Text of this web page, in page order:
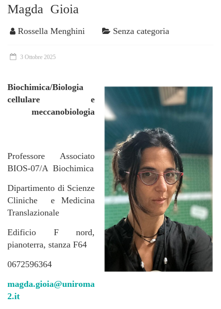
Magda Gioia
Rossella Menghini Senza categoria
3 Ottobre 2025
Biochimica/Biologia
cellulare
e
meccanobiologia
Professore Associato
BIOS-07/A Biochimica
Dipartimento di Scienze
Cliniche e Medicina
Translazionale
Edificio F nord,
pianoterra, stanza F64
0672596364
magda.gioia@uniroma
2.it